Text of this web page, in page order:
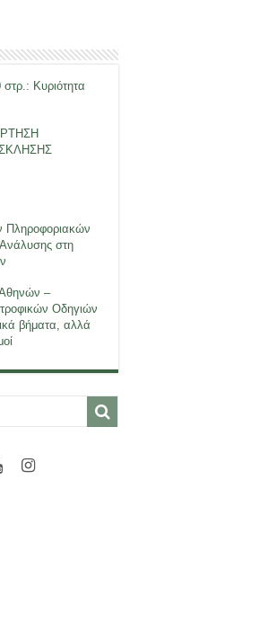
Κυριότητα
Πληροφοριακών
στη
Αθηνών –
Οδηγιών
βήματα, αλλά